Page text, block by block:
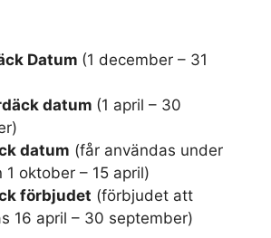
Datum (1 december – 31
datum (1 april – 30
datum (får användas under
1 oktober – 15 april)
förbjudet (förbjudet att
16 april – 30 september)